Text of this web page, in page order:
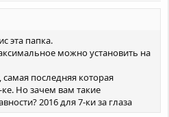
эта папка.
можно установить на
самая последняя которая
Но зачем вам такие
2016 для 7-ки за глаза